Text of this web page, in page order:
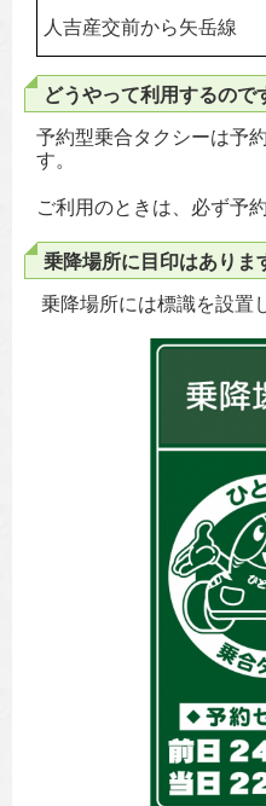
人吉産交前から矢岳線
どうやって利用するので
予約型乗合タクシーは予
す。
ご利用のときは、必ず予
乗降場所に目印はありま
乗降場所には標識を設置